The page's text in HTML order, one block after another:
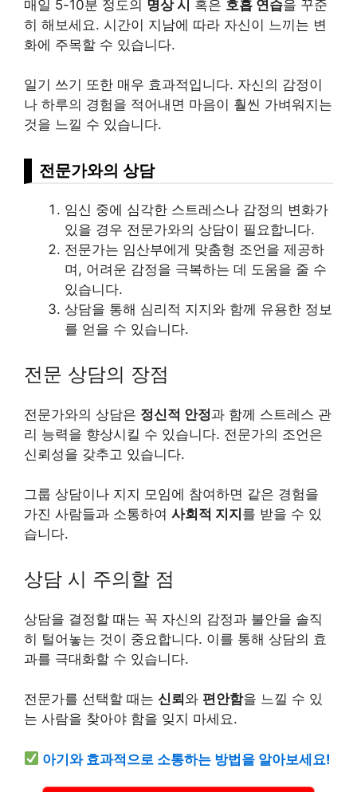
매일 5-10분 정도의 명상 시 혹은 호흡 연습을 꾸준
히 해보세요. 시간이 지남에 따라 자신이 느끼는 변
화에 주목할 수 있습니다.
일기 쓰기 또한 매우 효과적입니다. 자신의 감정이
나 하루의 경험을 적어내면 마음이 훨씬 가벼워지는
것을 느낄 수 있습니다.
전문가와의 상담
임신 중에 심각한 스트레스나 감정의 변화가
있을 경우 전문가와의 상담이 필요합니다.
전문가는 임산부에게 맞춤형 조언을 제공하
며, 어려운 감정을 극복하는 데 도움을 줄 수
있습니다.
상담을 통해 심리적 지지와 함께 유용한 정보
를 얻을 수 있습니다.
전문 상담의 장점
전문가와의 상담은 정신적 안정과 함께 스트레스 관
리 능력을 향상시킬 수 있습니다. 전문가의 조언은
신뢰성을 갖추고 있습니다.
그룹 상담이나 지지 모임에 참여하면 같은 경험을
가진 사람들과 소통하여 사회적 지지 를 받을 수 있
습니다.
상담 시 주의할 점
상담을 결정할 때는 꼭 자신의 감정과 불안을 솔직
히 털어놓는 것이 중요합니다. 이를 통해 상담의 효
과를 극대화할 수 있습니다.
전문가를 선택할 때는 신뢰 와 편안함을 느낄 수 있
는 사람을 찾아야 함을 잊지 마세요.
아기와 효과적으로 소통하는 방법을 알아보세요!